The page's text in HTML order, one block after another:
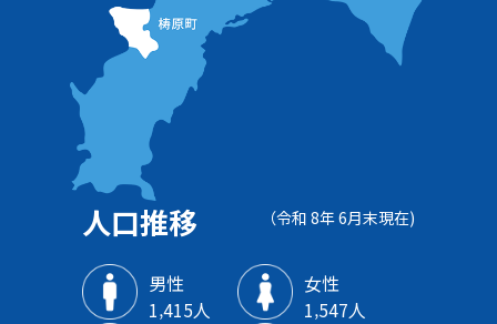
人口推移 （令和 8年 6月末現在)
男性
1‚415人
女性
1‚547人